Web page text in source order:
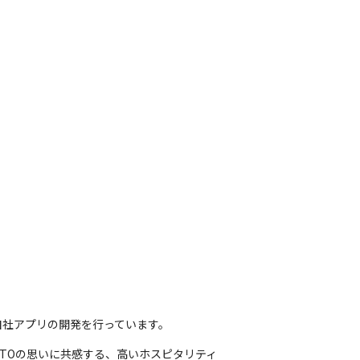
アプリの開発を行っています。
の思いに共感する、高いホスピタリティ